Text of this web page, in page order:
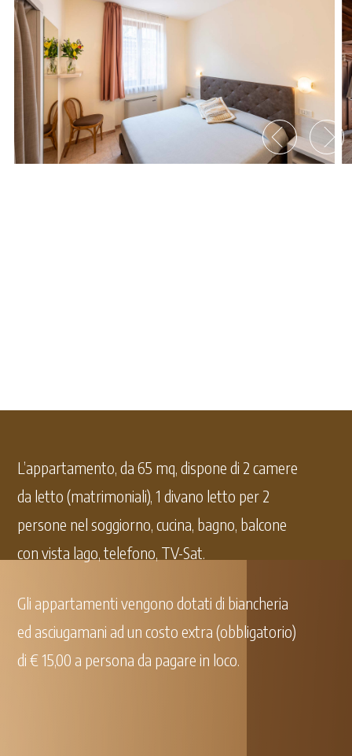
L’appartamento, da 65 mq, dispone di 2 camere
da letto (matrimoniali), 1 divano letto per 2
persone nel soggiorno, cucina, bagno, balcone
con vista lago, telefono, TV-Sat.
Gli appartamenti vengono dotati di biancheria
ed asciugamani ad un costo extra (obbligatorio)
di € 15,00 a persona da pagare in loco.